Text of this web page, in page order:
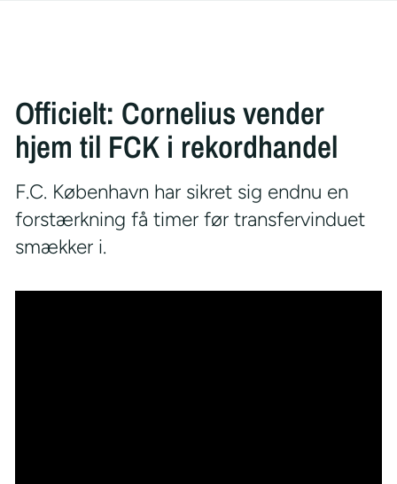
Officielt: Cornelius vender
hjem til FCK i rekordhandel
F.C. København har sikret sig endnu en
forstærkning få timer før transfervinduet
smækker i.